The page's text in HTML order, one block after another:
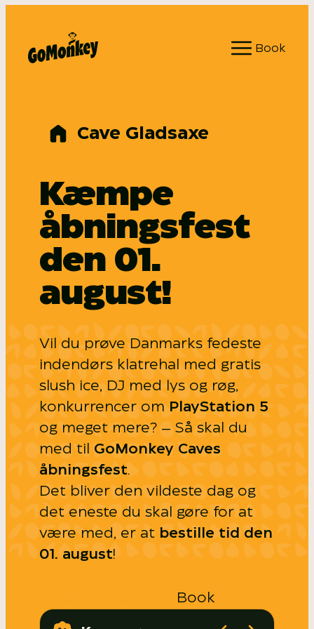
indhold
Book
Cave Gladsaxe
Kæmpe
åbningsfest
den 01.
august!
Vil du prøve Danmarks fedeste
indendørs klatrehal med gratis
slush ice, DJ med lys og røg,
konkurrencer om
PlayStation 5
og meget mere? – Så skal du
med til GoMonkey Caves
åbningsfest.
Det bliver den vildeste dag og
det eneste du skal gøre for at
være med, er at bestille tid den
01. august!
Book